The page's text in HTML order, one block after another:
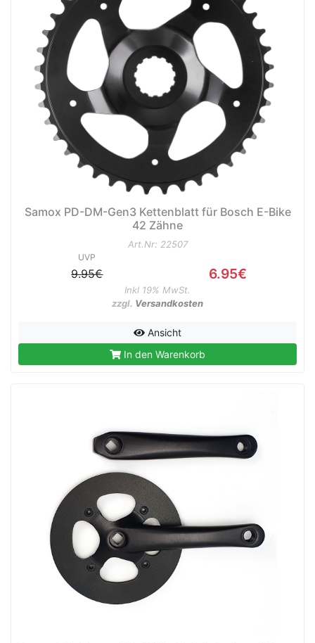
Samox PD-DM-Gen3 Kettenblatt für Bosch E-Bike
42 Zähne
Art.Nr: 22507
UVP
9.95€ 6.95€
Inkl 19% MwSt.
zzgl. Versandkosten
Ansicht
In den Warenkorb